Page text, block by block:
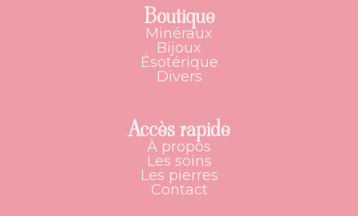
Boutique
Minéraux
Bijoux
Ésotérique
Divers
Accès rapide
À propos
Les soins
Les pierres
Contact